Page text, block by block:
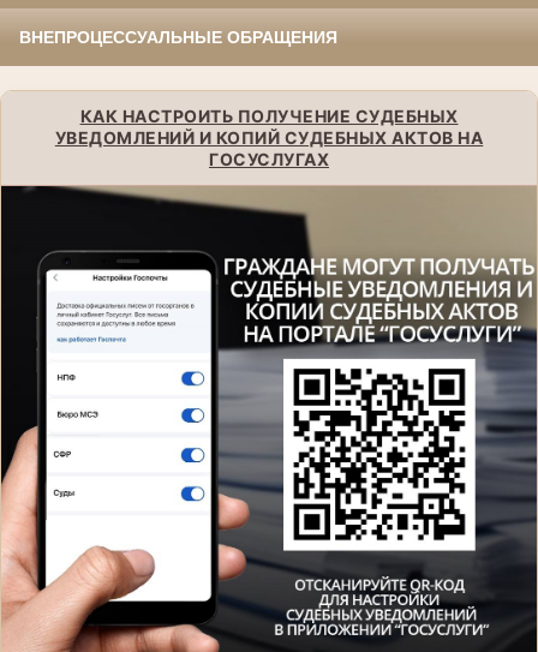
ВНЕПРОЦЕССУАЛЬНЫЕ ОБРАЩЕНИЯ
КАК НАСТРОИТЬ ПОЛУЧЕНИЕ СУДЕБНЫХ
УВЕДОМЛЕНИЙ И КОПИЙ СУДЕБНЫХ АКТОВ НА
ГОСУСЛУГАХ